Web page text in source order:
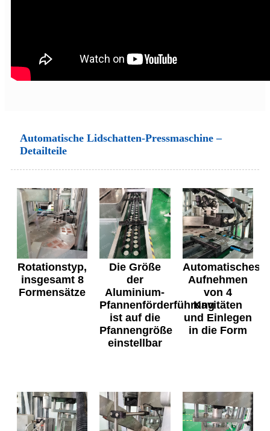
Automatische Lidschatten-Pressmaschine –
Detailteile
Rotationstyp,
insgesamt 8
Formensätze
Die Größe
der
Aluminium-
Pfannenförderführung
ist auf die
Pfannengröße
einstellbar
Automatisches
Aufnehmen
von 4
Kavitäten
und Einlegen
in die Form